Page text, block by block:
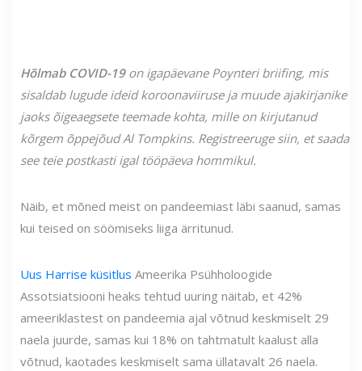
Hõlmab COVID-19on igapäevane Poynteri briifing, mis
sisaldab lugude ideid koroonaviiruse ja muude ajakirjanike
jaoks õigeaegsete teemade kohta, mille on kirjutanud
kõrgem õppejõud Al Tompkins. Registreeruge siin, et saada
see teie postkasti igal tööpäeva hommikul.
Näib, et mõned meist on pandeemiast läbi saanud, samas
kui teised on söömiseks liiga ärritunud.
Uus Harrise küsitlus Ameerika Psühholoogide
Assotsiatsiooni heaks tehtud uuring näitab, et 42%
ameeriklastest on pandeemia ajal võtnud keskmiselt 29
naela juurde, samas kui 18% on tahtmatult kaalust alla
võtnud, kaotades keskmiselt sama üllatavalt 26 naela.